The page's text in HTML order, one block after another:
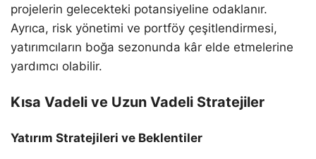
projelerin gelecekteki potansiyeline odaklanır.
Ayrıca, risk yönetimi ve portföy çeşitlendirmesi,
yatırımcıların boğa sezonunda kâr elde etmelerine
yardımcı olabilir.
Kısa Vadeli ve Uzun Vadeli Stratejiler
Yatırım Stratejileri ve Beklentiler